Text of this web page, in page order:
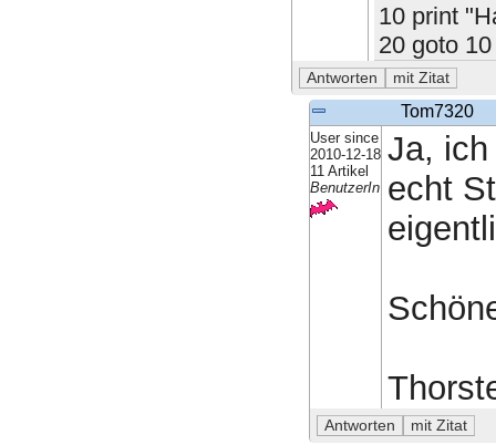
10 print
20 goto 10
Tom7320
User since
2010-12-18
11 Artikel
BenutzerIn
Ja,
echt